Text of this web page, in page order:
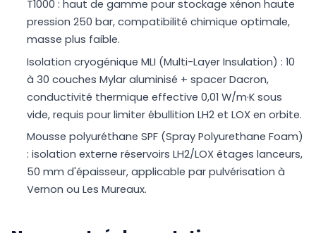
T1000 : haut de gamme pour stockage xénon haute
pression 250 bar, compatibilité chimique optimale,
masse plus faible.
Isolation cryogénique MLI (Multi-Layer Insulation) : 10
à 30 couches Mylar aluminisé + spacer Dacron,
conductivité thermique effective 0,01 W/m·K sous
vide, requis pour limiter ébullition LH2 et LOX en orbite.
Mousse polyuréthane SPF (Spray Polyurethane Foam)
: isolation externe réservoirs LH2/LOX étages lanceurs,
50 mm d'épaisseur, applicable par pulvérisation à
Vernon ou Les Mureaux.